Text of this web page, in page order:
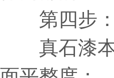
第四步：
真石漆本